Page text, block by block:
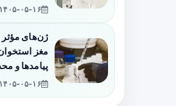
۱۴۰۵-۰۵-۱۶
ژن‌های
مغز
پیامدها و
۱۴۰۵-۰۵-۱۶